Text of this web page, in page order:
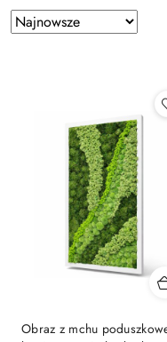
Zastosowano
sortowanie:
Sortuj
według
Obraz z mchu